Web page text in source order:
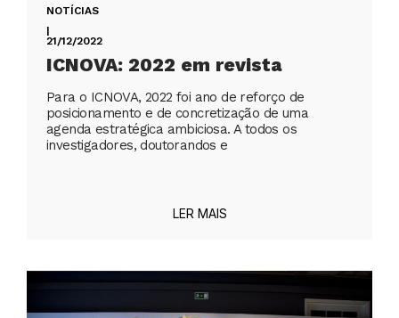
NOTÍCIAS
|
21/12/2022
ICNOVA: 2022 em revista
Para o ICNOVA, 2022 foi ano de reforço de
posicionamento e de concretização de uma
agenda estratégica ambiciosa. A todos os
investigadores, doutorandos e
LER MAIS